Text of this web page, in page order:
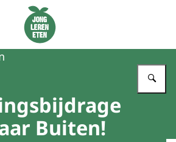
homepage van Jong Leren Eten
Buiten!